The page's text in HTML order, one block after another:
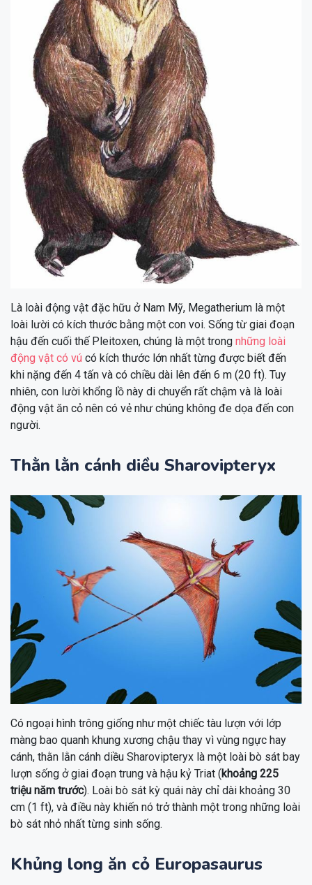
Là loài động vật đặc hữu ở Nam Mỹ, Megatherium là một
loài lười có kích thước bằng một con voi. Sống từ giai đoạn
hậu đến cuối thế Pleitoxen, chúng là một trong những loài
động vật có vú có kích thước lớn nhất từng được biết đến
khi nặng đến 4 tấn và có chiều dài lên đến 6 m (20 ft). Tuy
nhiên, con lười khổng lồ này di chuyển rất chậm và là loài
động vật ăn cỏ nên có vẻ như chúng không đe dọa đến con
người.
Thằn lằn cánh diều Sharovipteryx
Có ngoại hình trông giống như một chiếc tàu lượn với lớp
màng bao quanh khung xương chậu thay vì vùng ngực hay
cánh, thằn lằn cánh diều Sharovipteryx là một loài bò sát bay
lượn sống ở giai đoạn trung và hậu kỷ Triat (khoảng 225
triệu năm trước). Loài bò sát kỳ quái này chỉ dài khoảng 30
cm (1 ft), và điều này khiến nó trở thành một trong những loài
bò sát nhỏ nhất từng sinh sống.
Khủng long ăn cỏ Europasaurus